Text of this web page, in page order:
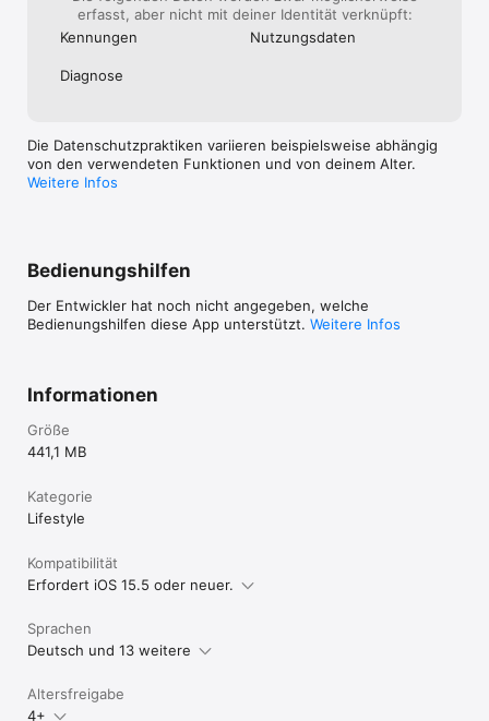
erfasst, aber nicht mit deiner Identität verknüpft:
Kennungen
Nutzungs­daten
Diagnose
Die Datenschutzpraktiken variieren beispielsweise abhängig
von den verwendeten Funktionen und von deinem Alter.
Weitere Infos
Bedienungshilfen
Der Entwickler hat noch nicht angegeben, welche
Bedienungshilfen diese App unterstützt. Weitere Infos
Informationen
Größe
441,1 MB
Kategorie
Lifestyle
Kompatibilität
Erfordert iOS 15.5 oder neuer.
Sprachen
Deutsch und 13 weitere
Altersfreigabe
4+